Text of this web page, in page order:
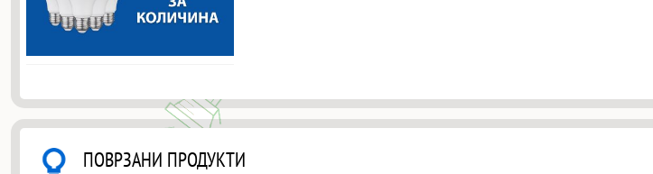
ПОВРЗАНИ ПРОДУКТИ